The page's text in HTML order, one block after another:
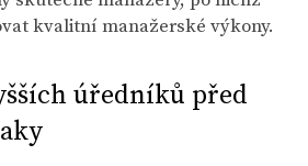
kvalitní manažerské výkony.
úředníků před